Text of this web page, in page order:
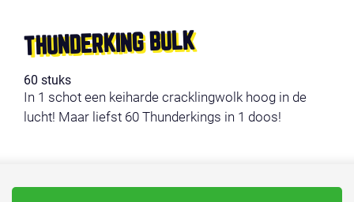
THUNDERKING BULK
60 stuks
In 1 schot een keiharde cracklingwolk hoog in de
lucht! Maar liefst 60 Thunderkings in 1 doos!